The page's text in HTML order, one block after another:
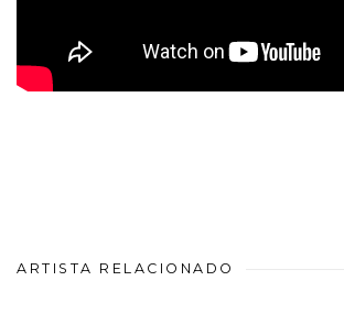
ARTISTA RELACIONADO